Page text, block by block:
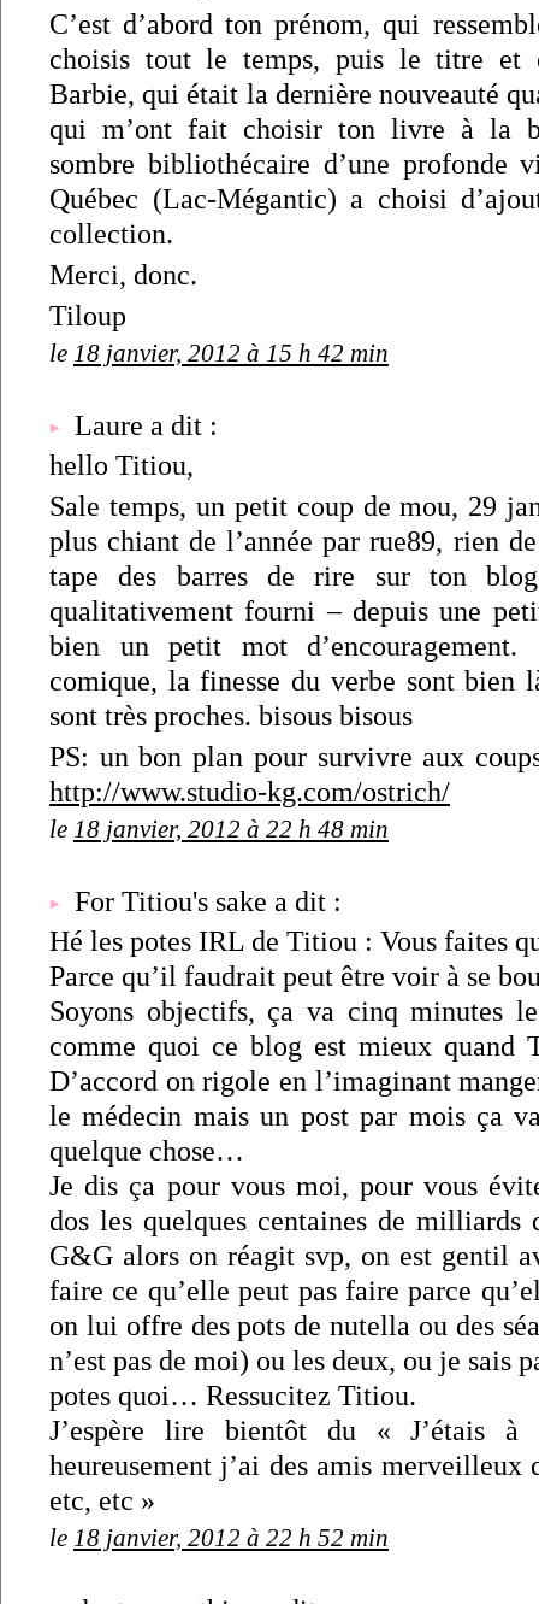
C’est d’abord ton prénom, qui
choisis tout le temps, puis le titre et
Barbie, qui était la dernière nouveauté
qui m’ont fait choisir ton livre à la
sombre bibliothécaire d’une profonde
Québec (Lac-Mégantic) a choisi
collection.
Merci, donc.
Tiloup
le 18 janvier, 2012 à 15 h 42 min
Laure a dit :
hello Titiou,
Sale temps, un petit coup de mou, 29
plus chiant de l’année par rue89, rien
tape des barres de rire sur ton
qualitativement fourni – depuis une
bien un petit mot d’encouragement.
comique, la finesse du verbe sont bien
sont très proches. bisous bisous
PS: un bon plan pour survivre aux
http://www.studio-kg.com/ostrich/
le 18 janvier, 2012 à 22 h 48 min
For Titiou's sake a dit :
Hé les potes IRL de Titiou : Vous faites
Parce qu’il faudrait peut être voir à se
Soyons objectifs, ça va cinq minutes
comme quoi ce blog est mieux quand
D’accord on rigole en l’imaginant
le médecin mais un post par mois ça
quelque chose…
Je dis ça pour vous moi, pour vous
dos les quelques centaines de milliards
G&G alors on réagit svp, on est gentil
faire ce qu’elle peut pas faire parce
on lui offre des pots de nutella ou des
n’est pas de moi) ou les deux, ou je sais
potes quoi… Ressucitez Titiou.
J’espère lire bientôt du « J’étais
heureusement j’ai des amis merveilleux
etc, etc »
le 18 janvier, 2012 à 22 h 52 min